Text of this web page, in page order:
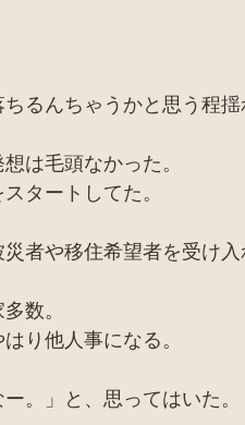
るんちゃうかと思う程揺
は毛頭なかった。
タートしてた。
者や移住希望者を受け入
数。
り他人事になる。
。」と、思ってはいた。